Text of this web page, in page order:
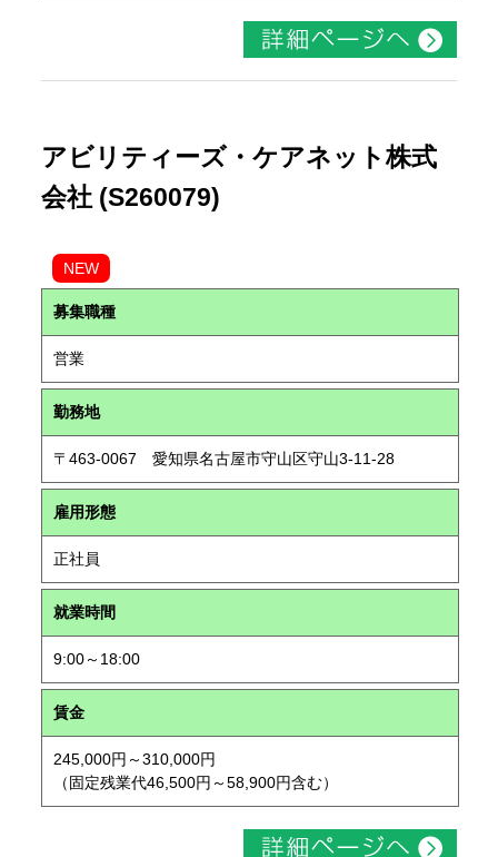
アビリティーズ・ケアネット株式
会社 (S260079)
NEW
募集職種
営業
勤務地
〒463-0067 愛知県名古屋市守山区守山3-11-28
雇用形態
正社員
就業時間
9:00～18:00
賃金
245,000円～310,000円
（固定残業代46,500円～58,900円含む）